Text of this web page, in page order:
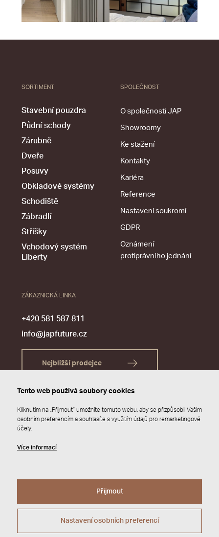
SORTIMENT
Stavební pouzdra
Půdní schody
Zárubně
Dveře
Posuvy
Obkladové systémy
Schodiště
Zábradlí
Stříšky
Vchodový systém
Liberty
SPOLEČNOST
O společnosti JAP
Showroomy
Ke stažení
Kontakty
Kariéra
Reference
Nastavení soukromí
GDPR
Oznámení
protiprávního jednání
ZÁKAZNICKÁ LINKA
+420 581 587 811
info@japfuture.cz
Nejbližší prodejce
© 2026 JAP FUTURE s.r.o.
Zásady ochrany osobních údajů
Tento web používá soubory cookies
Kliknutím na „Přijmout“ umožníte tomuto webu, aby se přizpůsobil Vašim
osobním preferencím a souhlasíte s využitím údajů pro remarketingové
účely.
Více informací
Přijmout
Nastavení osobních preferencí